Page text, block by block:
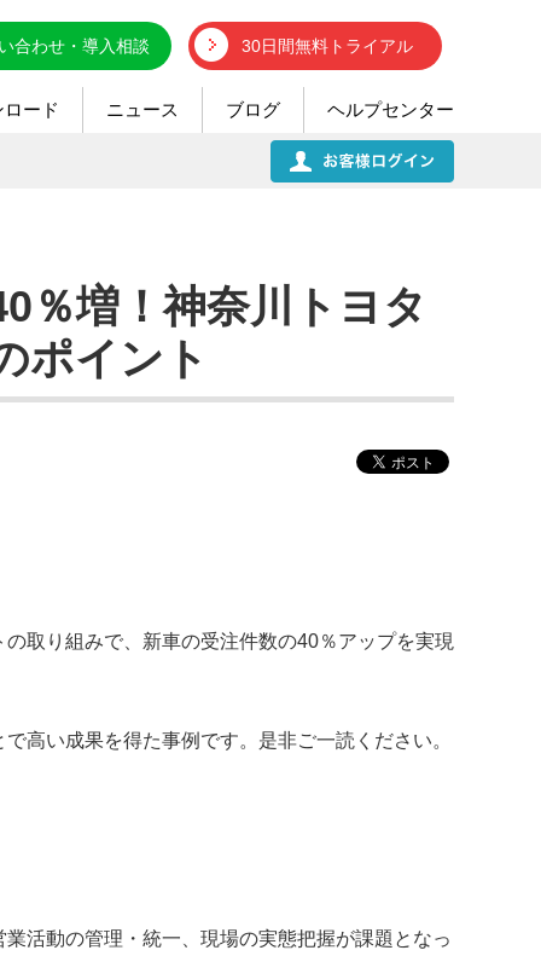
合わせ・導入相談 30日間無料トライアル
ード ニュース ブログ ヘルプセンター
％増！神奈川トヨタ
ポイント
取り組みで、新車の受注件数の40％アップを実現
高い成果を得た事例です。是非ご一読ください。
活動の管理・統一、現場の実態把握が課題となっ